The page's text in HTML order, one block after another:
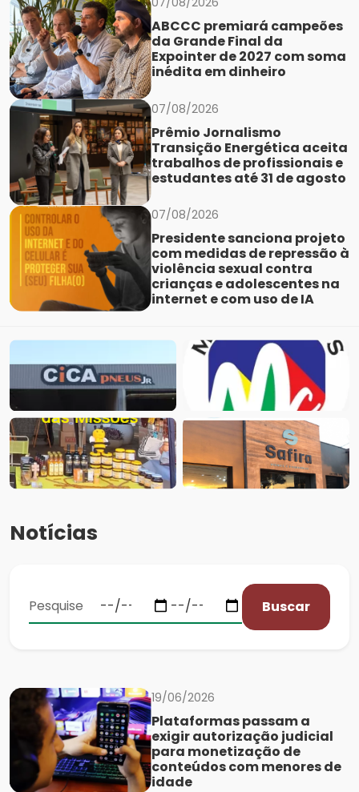
ABCCC premiará campeões
da Grande Final da
Expointer de 2027 com soma
inédita em dinheiro
07/08/2026
Prêmio Jornalismo
Transição Energética aceita
trabalhos de profissionais e
estudantes até 31 de agosto
07/08/2026
Presidente sanciona projeto
com medidas de repressão à
violência sexual contra
crianças e adolescentes na
internet e com uso de IA
Notícias
Buscar
19/06/2026
Plataformas passam a
exigir autorização judicial
para monetização de
conteúdos com menores de
idade